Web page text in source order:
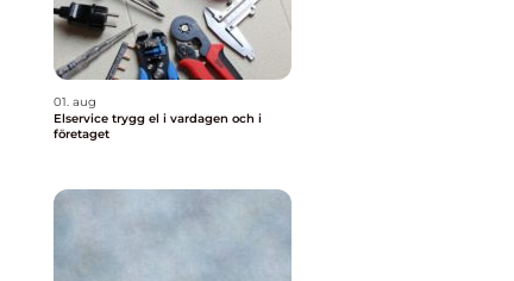
01. aug
Elservice trygg el i vardagen och i
företaget